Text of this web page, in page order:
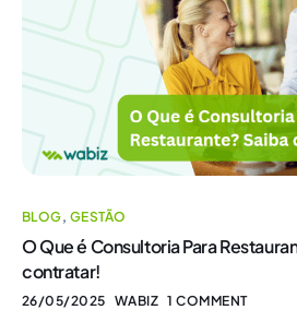
BLOG, GESTÃO
O Que é Consultoria Para
contratar!
26/05/2025 WABIZ 1 COMMENT